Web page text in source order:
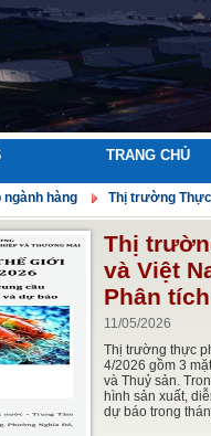
TRANG CHỦ
hàng Thị trường
Thị
và Việt
Phân
11/05/2026
Thị trường thực
4/2026 gồm 3
và Thuỷ sản.
hình sản xuất,
dự báo trong